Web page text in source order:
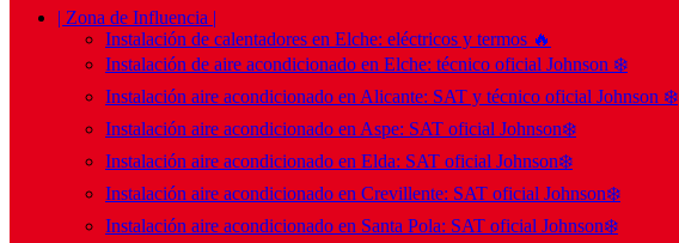
| Zona de Influencia |
Instalación de calentadores en Elche: eléctricos y termos 🔥
Instalación de aire acondicionado en Elche: técnico oficial Johnson ❄️
Instalación aire acondicionado en Alicante: SAT y técnico oficial Johnson ❄️
Instalación aire acondicionado en Aspe: SAT oficial Johnson❄️
Instalación aire acondicionado en Elda: SAT oficial Johnson❄️
Instalación aire acondicionado en Crevillente: SAT oficial Johnson❄️
Instalación aire acondicionado en Santa Pola: SAT oficial Johnson❄️